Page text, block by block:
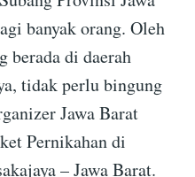
banyak orang. Oleh
berada di daerah
tidak perlu bingung
Jawa Barat
Pernikahan di
– Jawa Barat.